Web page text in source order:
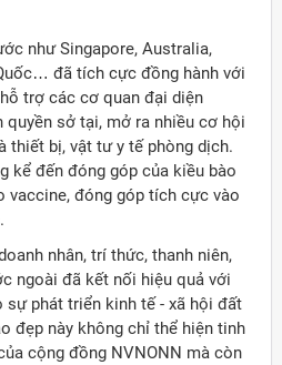
như Singapore, Australia,
đã tích cực đồng hành với
trợ các cơ quan đại diện
quyền sở tại, mở ra nhiều cơ hội
thiết bị, vật tư y tế phòng dịch.
kể đến đóng góp của kiều bào
vaccine, đóng góp tích cực vào
nhân, trí thức, thanh niên,
ngoài đã kết nối hiệu quả với
sự phát triển kinh tế - xã hội đất
đẹp này không chỉ thể hiện tinh
cộng đồng NVNONN mà còn